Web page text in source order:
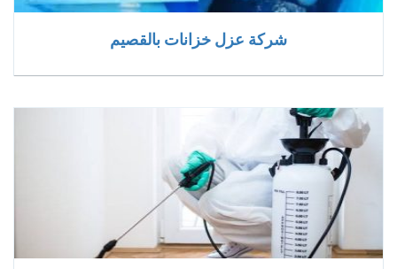
شركة عزل خزانات بالقصيم